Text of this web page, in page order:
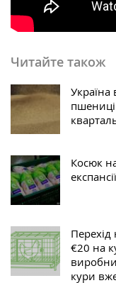
Читайте також
Україна
Косюк
€20 на
кури